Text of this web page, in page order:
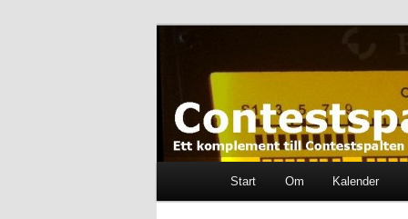
Start Om Kalender